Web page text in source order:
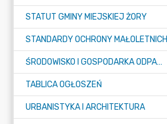
STATUT GMINY MIEJSKIEJ ŻORY
STANDARDY OCHRONY MAŁOLETNICH
ŚRODOWISKO I GOSPODARKA ODPADAMI
TABLICA OGŁOSZEŃ
URBANISTYKA I ARCHITEKTURA